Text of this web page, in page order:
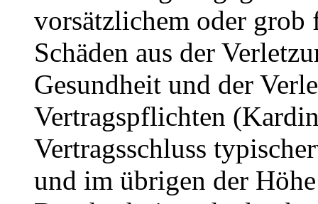
vorsätzlichem oder grob
Schäden aus der
Gesundheit und der
Vertragspflichten
Vertragsschluss
und im übrigen der